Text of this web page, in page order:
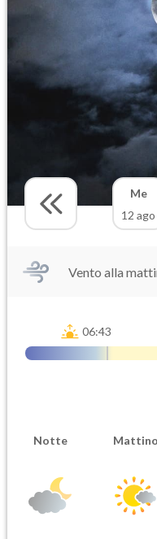
Me
12 ago
Vento alla
06:43
Notte Mattino